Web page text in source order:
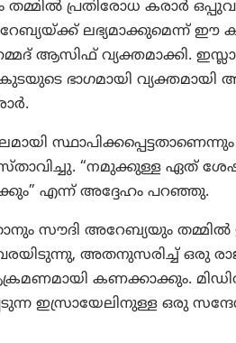
പ്രതിരോധ കരാർ
ലഭ്യമാക്കുമെന്ന് ഈ
ആസിഫ് വ്യക്തമാക്കി.
ഭാഗമായി വ്യക്തമായി
പ്രസ്താവിച്ചു. “നമുക്കുള്ള ഏത്
എന്ന് അദ്ദേഹം പറഞ്ഞു.
സൗദി അറേബ്യയും
അതനുസരിച്ച് ഒരു
കണക്കാക്കും.
ഇസ്രായേലിനുള്ള ഒരു